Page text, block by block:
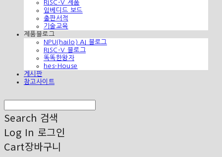
RISC-V 제품
임베디드 보드
출판서적
기술교육
제품블로그
NPU(hailo) AI 블로그
RISC-V 블로그
똑똑한왕자
hes-House
게시판
참고사이트
Search 검색
Log In 로그인
Cart장바구니